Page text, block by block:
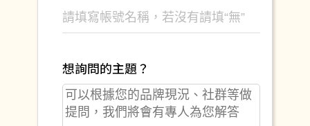
想詢問的主題？